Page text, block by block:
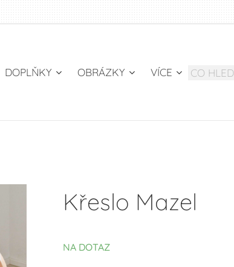
DOPLŇKY OBRÁZKY VÍCE
Křeslo Mazel
NA DOTAZ